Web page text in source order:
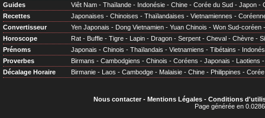
Guides
Viêt Nam - Thaïlande - Indonésie - Chine - Corée du Sud - Japon -
Recettes
Japonaises - Chinoises - Thaïlandaises - Vietnamiennes -
Convertisseur
Yen Japonais - Dong Vietnamien - Yuan Chinois - Won Sud-coréen
Horoscope
Rat - Buffle - Tigre - Lapin - Dragon - Serpent - Cheval - Chèvre -
Prénoms
Japonais - Chinois - Thaïlandais - Vietnamiens - Tibétains -
Proverbes
Birmans - Cambodgiens - Chinois - Coréens - Japonais - Laotiens
Décalage Horaire
Birmanie - Laos - Cambodge - Malaisie - Chine - Philippines - Corée
Nous contacter- Mentions Légales- Conditions
Page générée en